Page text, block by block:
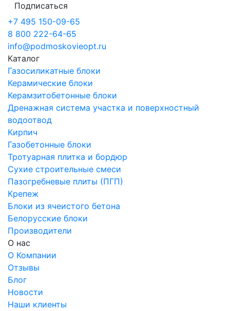
Подписаться
+7 495 150-09-65
8 800 222-64-65
info@podmoskovieopt.ru
Каталог
Газосиликатные блоки
Керамические блоки
Керамзитобетонные блоки
Дренажная система участка и поверхностный
водоотвод
Кирпич
Газобетонные блоки
Тротуарная плитка и бордюр
Сухие строительные смеси
Пазогребневые плиты (ПГП)
Крепеж
Блоки из ячеистого бетона
Белорусские блоки
Производители
О нас
О Компании
Отзывы
Блог
Новости
Наши клиенты